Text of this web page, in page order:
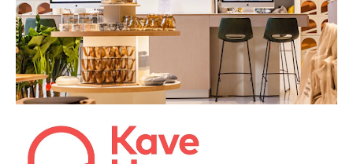
CARTE CADEAU
AUCHAN
DRIVE